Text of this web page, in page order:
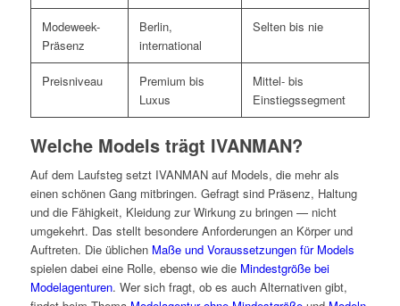
Modeweek-
Präsenz
Berlin,
international
Selten bis nie
Preisniveau
Premium bis
Luxus
Mittel- bis
Einstiegssegment
Welche Models trägt IVANMAN?
Auf dem Laufsteg setzt IVANMAN auf Models, die mehr als
einen schönen Gang mitbringen. Gefragt sind Präsenz, Haltung
und die Fähigkeit, Kleidung zur Wirkung zu bringen — nicht
umgekehrt. Das stellt besondere Anforderungen an Körper und
Auftreten. Die üblichen Maße und Voraussetzungen für Models
spielen dabei eine Rolle, ebenso wie die Mindestgröße bei
Modelagenturen. Wer sich fragt, ob es auch Alternativen gibt,